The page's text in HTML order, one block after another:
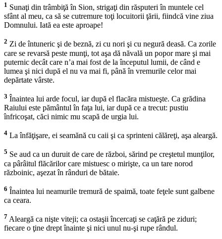
1 Sunaţi din trâmbiţă în Sion, strigaţi din răsputeri în muntele cel
sfânt al meu, ca să se cutremure toţi locuitorii ţării, fiindcă vine ziua
Domnului. Iată ea este aproape!
2 Zi de întuneric şi de beznă, zi cu nori şi cu negură deasă. Ca zorile
care se revarsă peste munţi, tot aşa dă năvală un popor mare şi mai
puternic decât care n’a mai fost de la începutul lumii, de când e
lumea şi nici după el nu va mai fi, până în vremurile celor mai
depărtate vârste.
3 Înaintea lui arde focul, iar după el flacăra mistueşte. Ca grădina
Raiului este pământul în faţa lui, iar după ce a trecut: pustiu
înfricoşat, căci nimic mu scapă de urgia lui.
4 La înfăţişare, ei seamănă cu caii şi ca sprinteni călăreţi, aşa aleargă.
5 Se aud ca un duruit de care de război, sărind pe creştetul munţilor,
ca pârâitul flăcărilor care mistuesc o mirişte, ca un tare norod
războinic, aşezat în rânduri de bătaie.
6 Înaintea lui neamurile tremură de spaimă, toate feţele sunt galbene
ca ceara.
7 Aleargă ca nişte viteji; ca ostaşii încercaţi se caţără pe ziduri;
fiecare o ţine drept înainte şi nici unul nu-şi rupe rândul.